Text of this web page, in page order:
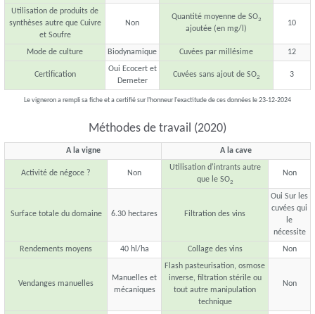
Utilisation de produits de
synthèses autre que Cuivre
et Soufre
Non
Quantité moyenne de SO2
ajoutée (en mg/l)
10
Mode de culture Biodynamique Cuvées par millésime 12
Certification
Oui Ecocert et
Demeter
Cuvées sans ajout de SO2 3
Le vigneron a rempli sa fiche et a certifié sur l'honneur l'exactitude de ces données le 23-12-2024
Méthodes de travail (2020)
A la vigne A la cave
Activité de négoce ? Non
Utilisation d'intrants autre
que le SO2
Non
Surface totale du domaine 6.30 hectares Filtration des vins
Oui Sur les
cuvées qui
le
nécessite
Rendements moyens
40 hl/ha Collage des vins Non
Vendanges manuelles
Manuelles et
mécaniques
Flash pasteurisation, osmose
inverse, filtration stérile ou
tout autre manipulation
technique
Non